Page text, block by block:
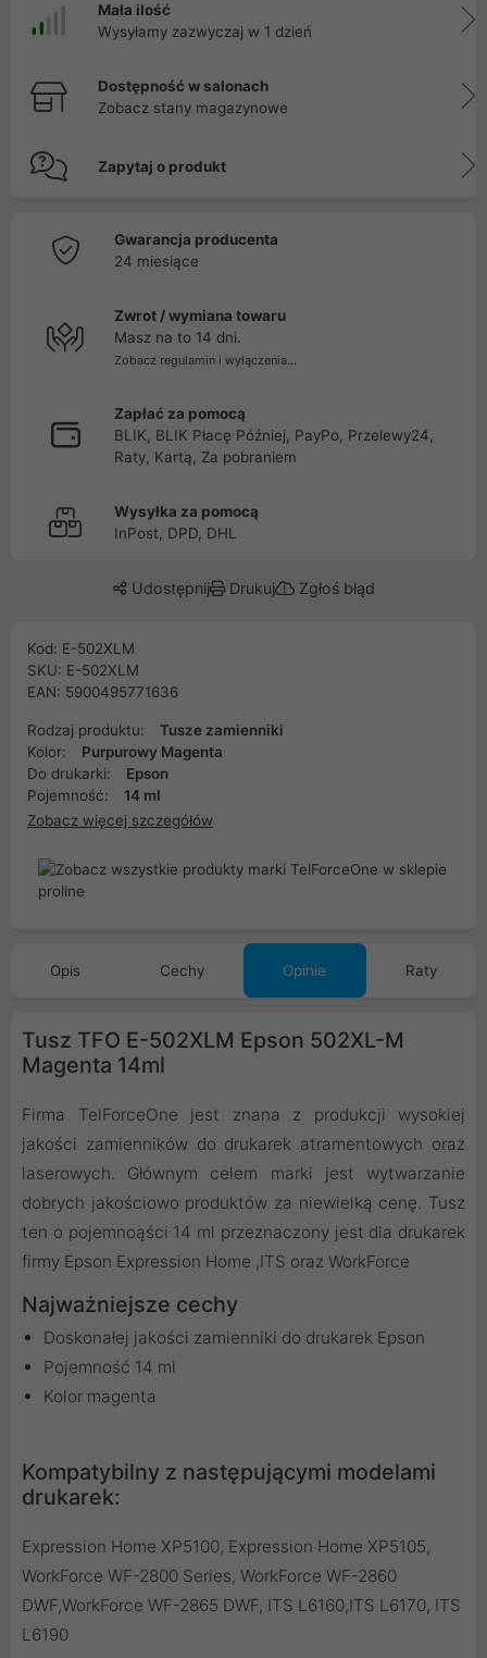
Mała ilość
Wysyłamy zazwyczaj w 1 dzień
Dostępność w salonach
Zobacz stany magazynowe
Zapytaj o produkt
Gwarancja producenta
24 miesiące
Zwrot / wymiana towaru
Masz na to 14 dni.
Zobacz regulamin i wyłączenia...
Zapłać za pomocą
BLIK, BLIK Płacę Później, PayPo, Przelewy24,
Raty, Kartą, Za pobraniem
Wysyłka za pomocą
InPost, DPD, DHL
Udostępnij Drukuj Zgłoś błąd
Kod: E-502XLM
SKU: E-502XLM
EAN: 5900495771636
Rodzaj produktu:
Tusze zamienniki
Kolor:
Purpurowy Magenta
Do drukarki:
Epson
Pojemność:
14 ml
Zobacz więcej szczegółów
Opis Cechy Opinie Raty
Tusz TFO E-502XLM Epson 502XL-M
Magenta 14ml
Firma TelForceOne jest znana z produkcji wysokiej
jakości zamienników do drukarek atramentowych oraz
laserowych. Głównym celem marki jest wytwarzanie
dobrych jakościowo produktów za niewielką cenę. Tusz
ten o pojemnoąści 14 ml przeznaczony jest dla drukarek
firmy Epson Expression Home ,ITS oraz WorkForce
Najważniejsze cechy
Doskonałej jakości zamienniki do drukarek Epson
Pojemność 14 ml
Kolor magenta
Kompatybilny z następującymi modelami
drukarek:
Expression Home XP5100, Expression Home XP5105,
WorkForce WF-2800 Series, WorkForce WF-2860
DWF,WorkForce WF-2865 DWF, ITS L6160,ITS L6170, ITS
L6190